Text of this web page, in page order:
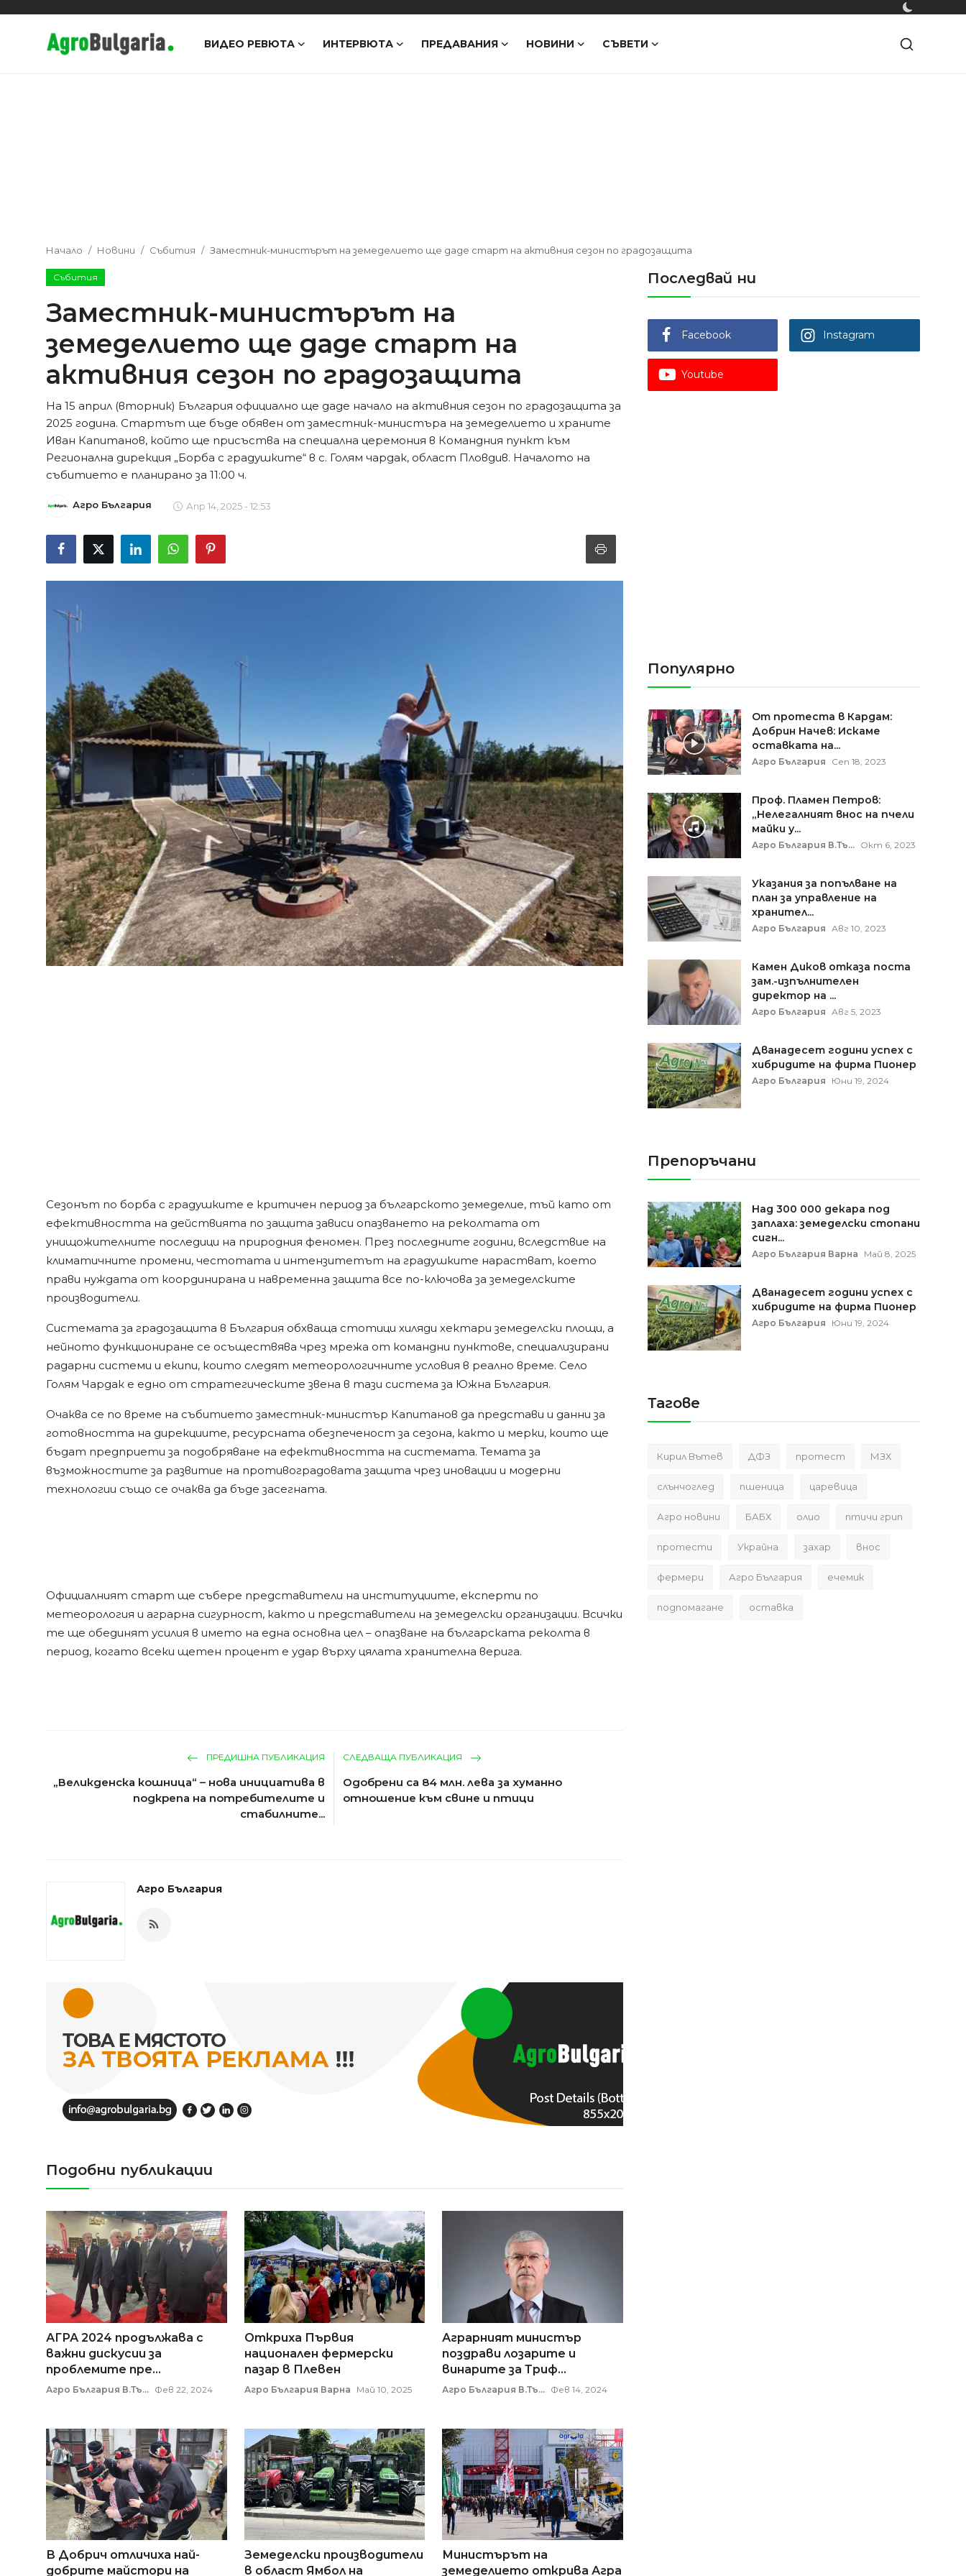
ВИДЕО РЕВЮТА ИНТЕРВЮТА ПРЕДАВАНИЯ НОВИНИ СЪВЕТИ
Начало Новини Събития Заместник-министърът на земеделието ще даде старт на активния сезон по градозащита
Събития
Заместник-министърът на
земеделието ще даде старт на
активния сезон по градозащита
На 15 април (вторник) България официално ще даде начало на активния сезон по градозащита за
2025 година. Стартът ще бъде обявен от заместник-министъра на земеделието и храните
Иван Капитанов, който ще присъства на специална церемония в Командния пункт към
Регионална дирекция „Борба с градушките“ в с. Голям чардак, област Пловдив. Началото на
събитието е планирано за 11:00 ч.
Агро България Апр 14, 2025 - 12:53
Сезонът по борба с градушките е критичен период за българското земеделие, тъй като от
ефективността на действията по защита зависи опазването на реколтата от
унищожителните последици на природния феномен. През последните години, вследствие на
климатичните промени, честотата и интензитетът на градушките нарастват, което
прави нуждата от координирана и навременна защита все по-ключова за земеделските
производители.
Системата за градозащита в България обхваща стотици хиляди хектари земеделски площи, а
нейното функциониране се осъществява чрез мрежа от командни пунктове, специализирани
радарни системи и екипи, които следят метеорологичните условия в реално време. Село
Голям Чардак е едно от стратегическите звена в тази система за Южна България.
Очаква се по време на събитието заместник-министър Капитанов да представи и данни за
готовността на дирекциите, ресурсната обезпеченост за сезона, както и мерки, които ще
бъдат предприети за подобряване на ефективността на системата. Темата за
възможностите за развитие на противоградовата защита чрез иновации и модерни
технологии също се очаква да бъде засегната.
Официалният старт ще събере представители на институциите, експерти по
метеорология и аграрна сигурност, както и представители на земеделски организации. Всички
те ще обединят усилия в името на една основна цел – опазване на българската реколта в
период, когато всеки щетен процент е удар върху цялата хранителна верига.
ПРЕДИШНА ПУБЛИКАЦИЯ
„Великденска кошница“ – нова инициатива в
подкрепа на потребителите и
стабилните...
СЛЕДВАЩА ПУБЛИКАЦИЯ
Одобрени са 84 млн. лева за хуманно
отношение към свине и птици
Агро България
Подобни публикации
АГРА 2024 продължава с
важни дискусии за
проблемите пре...
Агро България В.Тъ... Фев 22, 2024
Откриха Първия
национален фермерски
пазар в Плевен
Агро България Варна Май 10, 2025
Аграрният министър
поздрави лозарите и
винарите за Триф...
Агро България В.Тъ... Фев 14, 2024
В Добрич отличиха най-
добрите майстори на
Земеделски производители
в област Ямбол на
Министърът на
земеделието открива Агра
Последвай ни
Facebook Instagram
Youtube
Популярно
От протеста в Кардам:
Добрин Начев: Искаме
оставката на...
Агро България Сеп 18, 2023
Проф. Пламен Петров:
„Нелегалният внос на пчели
майки у...
Агро България В.Тъ... Окт 6, 2023
Указания за попълване на
план за управление на
хранител...
Агро България Авг 10, 2023
Камен Диков отказа поста
зам.-изпълнителен
директор на ...
Агро България Авг 5, 2023
Дванадесет години успех с
хибридите на фирма Пионер
Агро България Юни 19, 2024
Препоръчани
Над 300 000 декара под
заплаха: земеделски стопани
сигн...
Агро България Варна Май 8, 2025
Дванадесет години успех с
хибридите на фирма Пионер
Агро България Юни 19, 2024
Тагове
Кирил Вътев ДФЗ протест МЗХ
слънчоглед пшеница царевица
Агро новини БАБХ олио птичи грип
протести Украйна захар внос
фермери Агро България ечемик
подпомагане оставка